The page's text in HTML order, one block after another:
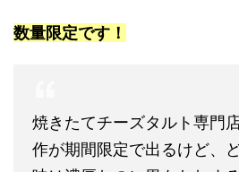
数量限定です！
焼きたてチーズタルト専門
作が期間限定で出るけど、